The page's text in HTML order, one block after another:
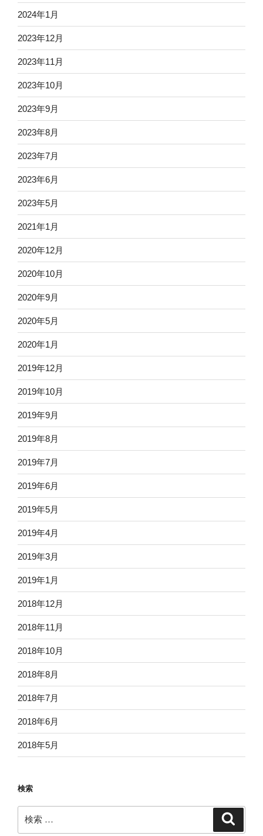
2024年1月
2023年12月
2023年11月
2023年10月
2023年9月
2023年8月
2023年7月
2023年6月
2023年5月
2021年1月
2020年12月
2020年10月
2020年9月
2020年5月
2020年1月
2019年12月
2019年10月
2019年9月
2019年8月
2019年7月
2019年6月
2019年5月
2019年4月
2019年3月
2019年1月
2018年12月
2018年11月
2018年10月
2018年8月
2018年7月
2018年6月
2018年5月
検索
検
索: